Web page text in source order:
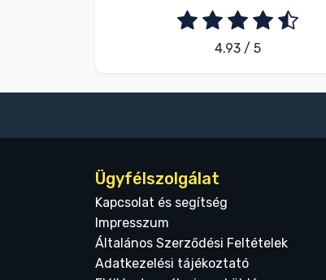
4.93 / 5
Ügyfélszolgálat
Kapcsolat és segítség
Impresszum
Általános Szerződési Feltételek
Adatkezelési tájékoztató